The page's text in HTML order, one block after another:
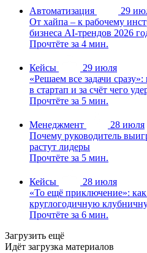
Автоматизация
29
От хайпа – к рабочему
бизнеса AI-трендов 2026
Прочтёте за 4 мин.
Кейсы
29 июля
«Решаем все задачи
в стартап и за счёт чего
Прочтёте за 5 мин.
Менеджмент
28 июля
Почему руководитель
растут лидеры
Прочтёте за 5 мин.
Кейсы
28 июля
«То ещё приключение»: как
круглогодичную
Прочтёте за 6 мин.
Загрузить ещё
Идёт загрузка материалов